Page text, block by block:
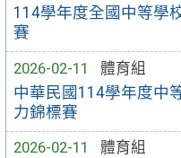
114學年度全國中等學
賽
2026-02-11
體育組
中華民國114學年度中
力錦標賽
2026-02-11
體育組